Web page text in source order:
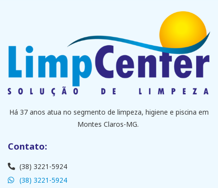
Há 37 anos atua no segmento de limpeza, higiene e piscina em
Montes Claros-MG.
Contato:
(38) 3221-5924
(38) 3221-5924